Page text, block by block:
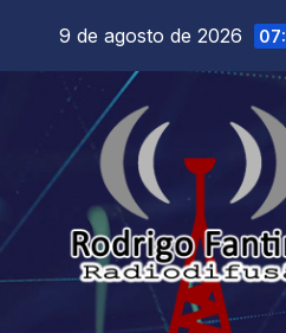
9 de agosto de 2026